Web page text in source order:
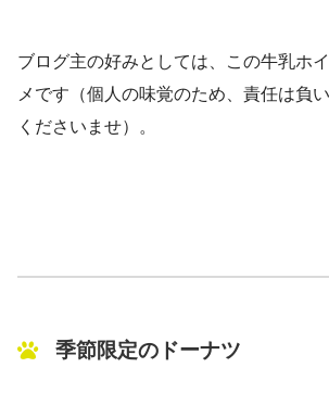
ブログ主の好みとしては、この牛乳ホ
メです（個人の味覚のため、責任は負
くださいませ）。
季節限定のドーナツ